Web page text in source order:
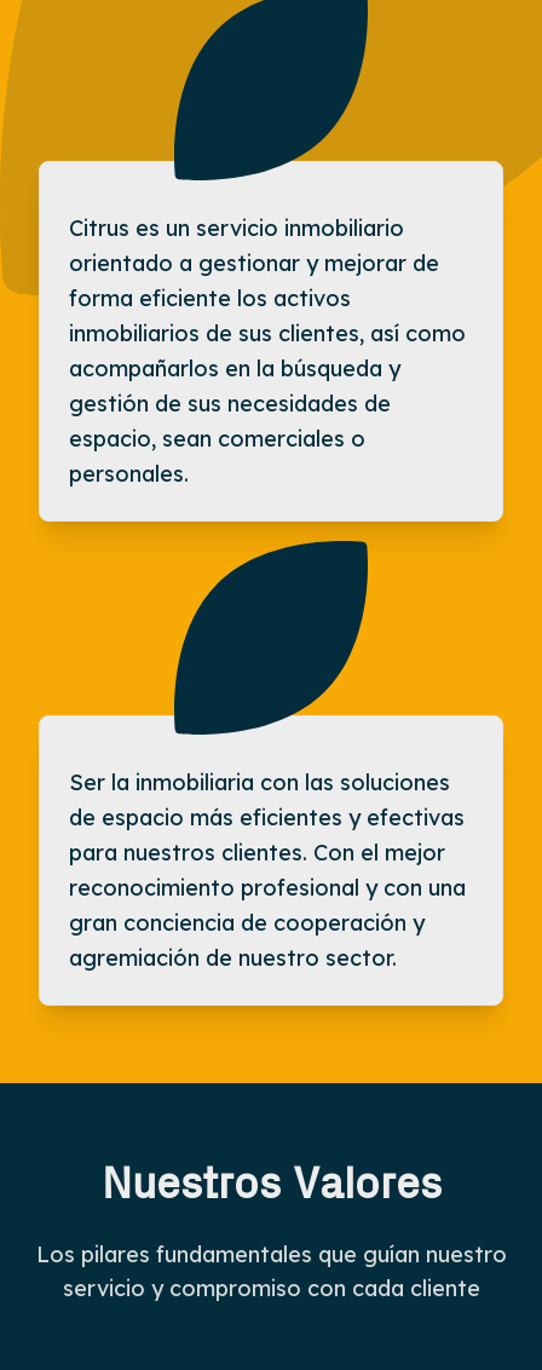
Citrus es un servicio inmobiliario
orientado a gestionar y mejorar de
forma eficiente los activos
inmobiliarios de sus clientes, así como
acompañarlos en la búsqueda y
gestión de sus necesidades de
espacio, sean comerciales o
personales.
Ser la inmobiliaria con las soluciones
de espacio más eficientes y efectivas
para nuestros clientes. Con el mejor
reconocimiento profesional y con una
gran conciencia de cooperación y
agremiación de nuestro sector.
Nuestros Valores
Los pilares fundamentales que guían nuestro
servicio y compromiso con cada cliente